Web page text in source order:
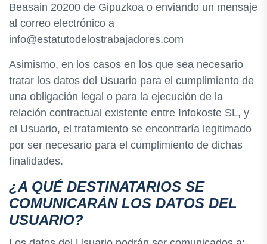
Beasain 20200 de Gipuzkoa o enviando un mensaje
al correo electrónico a
info@estatutodelostrabajadores.com
Asimismo, en los casos en los que sea necesario
tratar los datos del Usuario para el cumplimiento de
una obligación legal o para la ejecución de la
relación contractual existente entre Infokoste SL, y
el Usuario, el tratamiento se encontraría legitimado
por ser necesario para el cumplimiento de dichas
finalidades.
¿A QUÉ DESTINATARIOS SE
COMUNICARÁN LOS DATOS DEL
USUARIO?